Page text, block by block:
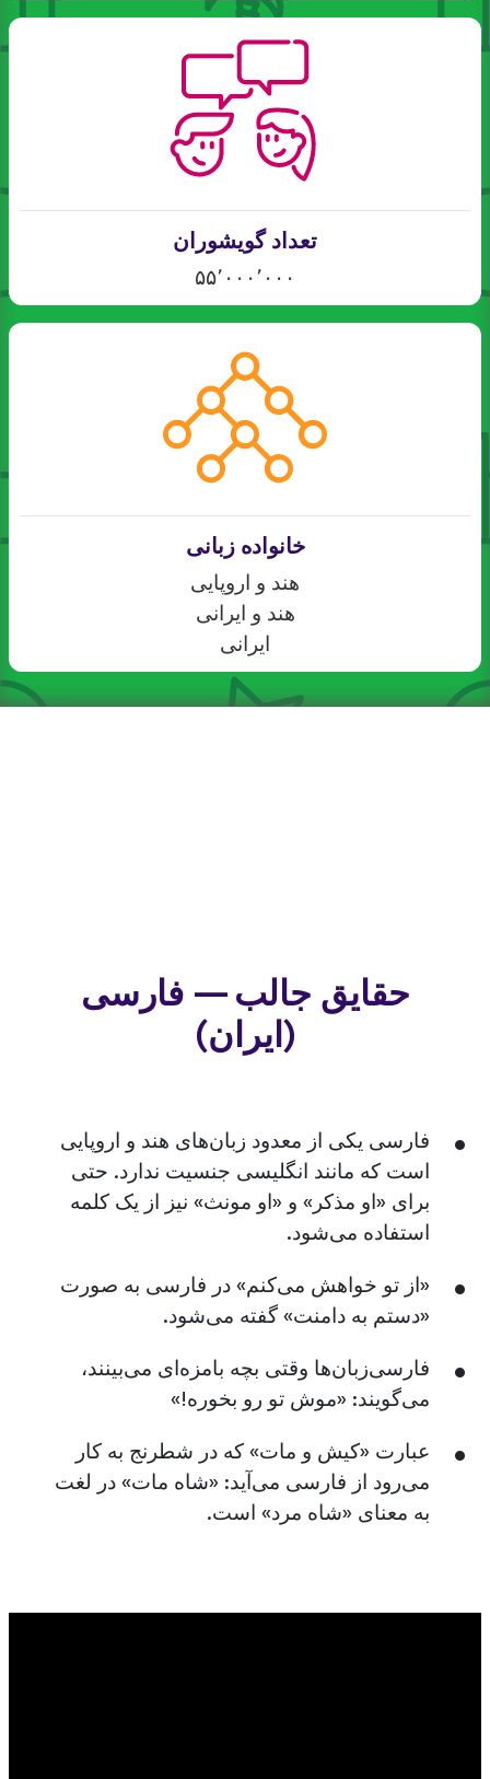
تعداد گویشوران
۵۵٬۰۰۰٬۰۰۰
خانواده زبانی
هند و اروپایی
هند و ایرانی
ایرانی
حقایق جالب — فارسی
(ایران)
فارسی یکی از معدود زبان‌های هند و اروپایی
است که مانند انگلیسی جنسیت ندارد. حتی
برای «او مذکر» و «او مونث» نیز از یک کلمه
استفاده می‌شود.
«از تو خواهش می‌کنم» در فارسی به صورت
«دستم به دامنت» گفته می‌شود.
فارسی‌زبان‌ها وقتی بچه بامزه‌ای می‌بینند،
می‌گویند: «موش تو رو بخوره!»
عبارت «کیش و مات» که در شطرنج به کار
می‌رود از فارسی می‌آید: «شاه مات» در لغت
به معنای «شاه مرد» است.